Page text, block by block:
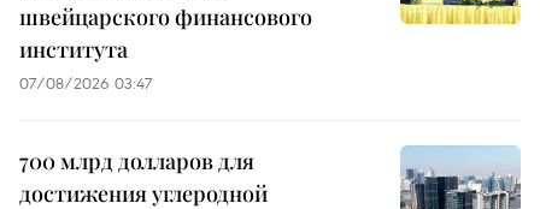
швейцарского финансового
института
07/08/2026 03:47
700 млрд долларов для
достижения углеродной